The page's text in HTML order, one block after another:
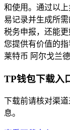
和使用。通过以
易记录并生成所
税务申报，还能
您提供有价值的指
莱特币 阿尔戈兰德
TP钱包下载入
下载前请核对渠
息。